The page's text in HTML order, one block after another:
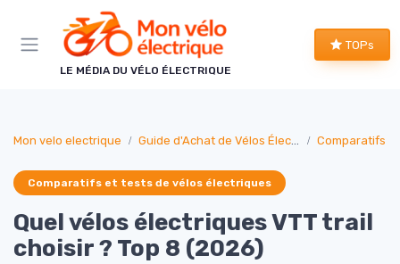
LE MÉDIA DU VÉLO ÉLECTRIQUE
TOPs
Mon velo electrique Guide d'Achat de Vélos Électriques Comparatifs
Comparatifs et tests de vélos électriques
Quel vélos électriques VTT trail
choisir ? Top 8 (2026)
Panneau de gestion des cookies